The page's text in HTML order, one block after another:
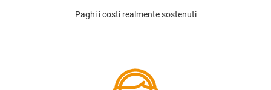
Paghi i costi realmente sostenuti